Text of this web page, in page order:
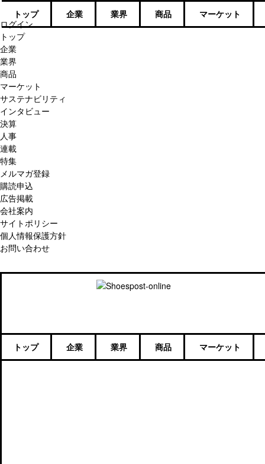
ログイン
トップ
企業
業界
商品
マーケット
サステナビリティ
インタビュー
決算
人事
連載
特集
メルマガ登録
購読申込
広告掲載
会社案内
サイトポリシー
個人情報保護方針
お問い合わせ
トップ 企業 業界 商品 マーケット
トップ 企業 業界 商品 マーケット